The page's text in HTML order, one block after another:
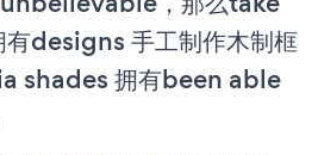
designs 手工制作木制框
shades 拥有been able